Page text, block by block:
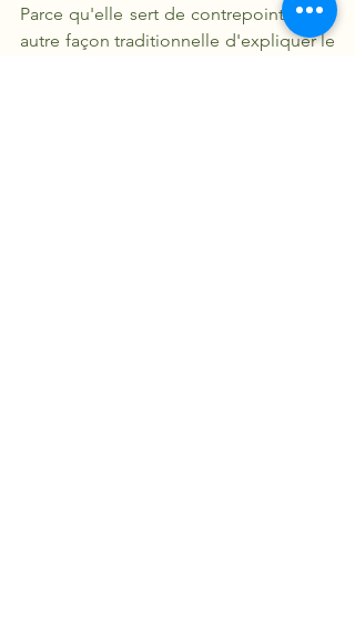
Parce qu'elle sert de contrepoint à une
autre façon traditionnelle d'expliquer le